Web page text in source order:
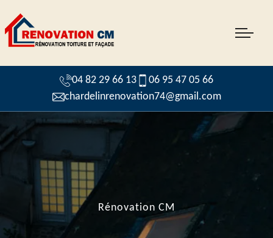
04 82 29 66 13
06 95 47 05 66
chardelinrenovation74@gmail.com
Rénovation CM